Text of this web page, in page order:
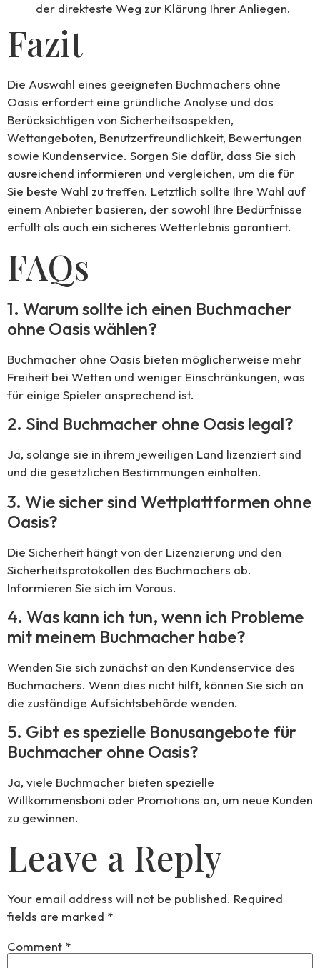
der direkteste Weg zur Klärung Ihrer Anliegen.
Fazit
Die Auswahl eines geeigneten Buchmachers ohne
Oasis erfordert eine gründliche Analyse und das
Berücksichtigen von Sicherheitsaspekten,
Wettangeboten, Benutzerfreundlichkeit, Bewertungen
sowie Kundenservice. Sorgen Sie dafür, dass Sie sich
ausreichend informieren und vergleichen, um die für
Sie beste Wahl zu treffen. Letztlich sollte Ihre Wahl auf
einem Anbieter basieren, der sowohl Ihre Bedürfnisse
erfüllt als auch ein sicheres Wetterlebnis garantiert.
FAQs
1. Warum sollte ich einen Buchmacher
ohne Oasis wählen?
Buchmacher ohne Oasis bieten möglicherweise mehr
Freiheit bei Wetten und weniger Einschränkungen, was
für einige Spieler ansprechend ist.
2. Sind Buchmacher ohne Oasis legal?
Ja, solange sie in ihrem jeweiligen Land lizenziert sind
und die gesetzlichen Bestimmungen einhalten.
3. Wie sicher sind Wettplattformen ohne
Oasis?
Die Sicherheit hängt von der Lizenzierung und den
Sicherheitsprotokollen des Buchmachers ab.
Informieren Sie sich im Voraus.
4. Was kann ich tun, wenn ich Probleme
mit meinem Buchmacher habe?
Wenden Sie sich zunächst an den Kundenservice des
Buchmachers. Wenn dies nicht hilft, können Sie sich an
die zuständige Aufsichtsbehörde wenden.
5. Gibt es spezielle Bonusangebote für
Buchmacher ohne Oasis?
Ja, viele Buchmacher bieten spezielle
Willkommensboni oder Promotions an, um neue Kunden
zu gewinnen.
Leave a Reply
Your email address will not be published. Required
fields are marked *
Comment *